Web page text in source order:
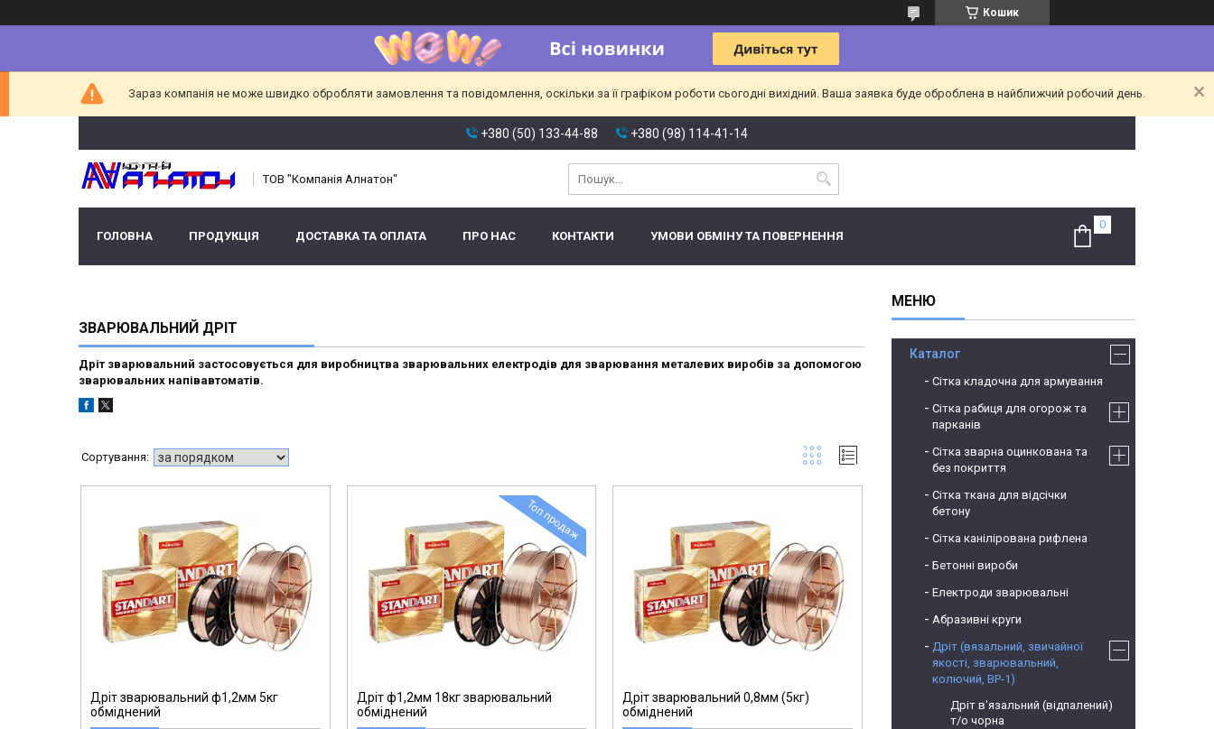
Кошик
Зараз компанія не може швидко обробляти замовлення та повідомлення, оскільки за її графіком роботи сьогодні вихідний. Ваша заявка буде оброблена в найближчий робочий день.
+380 (50) 133-44-88 +380 (98) 114-41-14
ТОВ "Компанія Алнатон"
ГОЛОВНА ПРОДУКЦІЯ ДОСТАВКА ТА ОПЛАТА ПРО НАС КОНТАКТИ УМОВИ ОБМІНУ ТА ПОВЕРНЕННЯ
ЗВАРЮВАЛЬНИЙ ДРІТ
Дріт зварювальний застосовується для виробництва зварювальних електродів для зварювання металевих виробів за допомогою
зварювальних напівавтоматів.
Дріт зварювальний ф1,2мм 5кг
обміднений
Топ продаж
Дріт ф1,2мм 18кг зварювальний
обміднений
Дріт зварювальний 0,8мм (5кг)
обміднений
Каталог
Сітка кладочна для армування
Сітка рабиця для огорож та
парканів
Сітка зварна оцинкована та
без покриття
Сітка ткана для відсічки
бетону
Сітка канілірована рифлена
Бетонні вироби
Електроди зварювальні
Абразивні круги
Дріт (вязальний, звичайної
якості, зварювальний,
колючий, ВР-1)
Дріт в'язальний (відпалений)
т/о чорна